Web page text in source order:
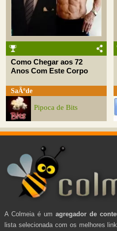
Como Chegar aos 72
Anos Com Este Corpo
SaÃºde
Pipoca de Bits
A Colmeia é um agregador de
lista selecionada com os melhores